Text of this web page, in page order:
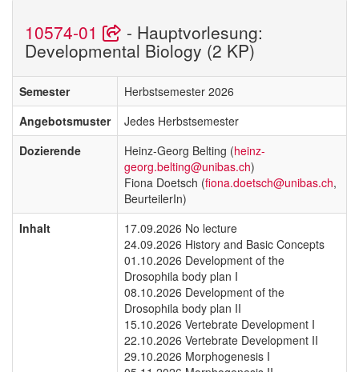
10574-01 - Hauptvorlesung:
Developmental Biology (2 KP)
Semester
Herbstsemester 2026
Angebotsmuster
Jedes Herbstsemester
Dozierende
Heinz-Georg Belting (heinz-
georg.belting@unibas.ch)
Fiona Doetsch (fiona.doetsch@unibas.ch,
BeurteilerIn)
Inhalt
17.09.2026 No lecture
24.09.2026 History and Basic Concepts
01.10.2026 Development of the
Drosophila body plan I
08.10.2026 Development of the
Drosophila body plan II
15.10.2026 Vertebrate Development I
22.10.2026 Vertebrate Development II
29.10.2026 Morphogenesis I